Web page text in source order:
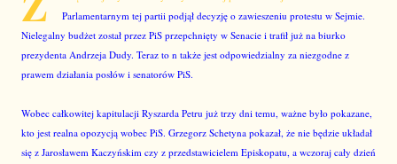
Parlamentarnym tej partii podjął decyzję o zawieszeniu protestu w Sejmie.
Nielegalny budżet został przez PiS przepchnięty w Senacie i trafił już na biurko
prezydenta Andrzeja Dudy. Teraz to n także jest odpowiedzialny za niezgodne z
prawem działania posłów i senatorów PiS.
Wobec całkowitej kapitulacji Ryszarda Petru już trzy dni temu, ważne było pokazane,
kto jest realna opozycją wobec PiS. Grzegorz Schetyna pokazał, że nie będzie układał
się z Jarosławem Kaczyńskim czy z przedstawicielem Episkopatu, a wczoraj cały dzień